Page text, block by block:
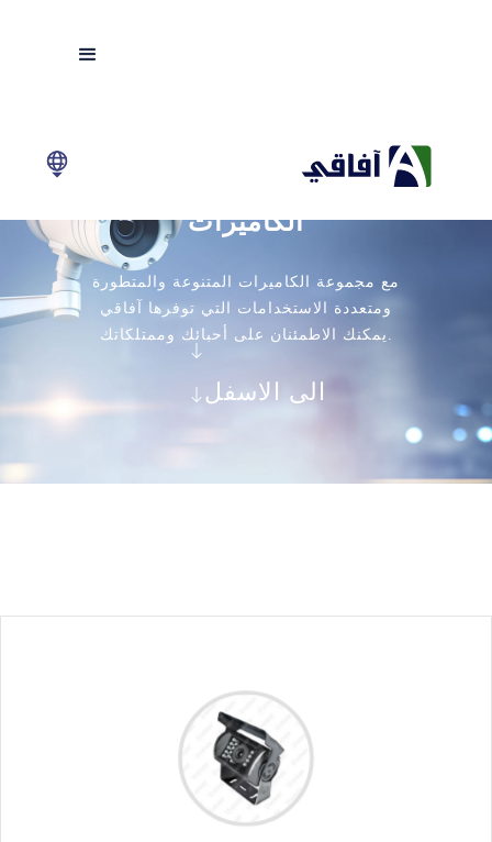
الكاميرات
مع مجموعة الكاميرات المتنوعة والمتطورة
ومتعددة الاستخدامات التي توفرها آفاقي
الى الاسفل